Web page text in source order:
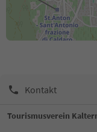
Kontakt
Tourismusverein